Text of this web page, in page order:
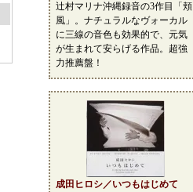
辻村マリナ沖縄録音の3作目「頬
風」。ナチュラルなヴォーカル
に三線の音色も効果的で、元気
が生まれて安らげる作品。超強
力推薦盤！
成田ヒロシ／いつもはじめて